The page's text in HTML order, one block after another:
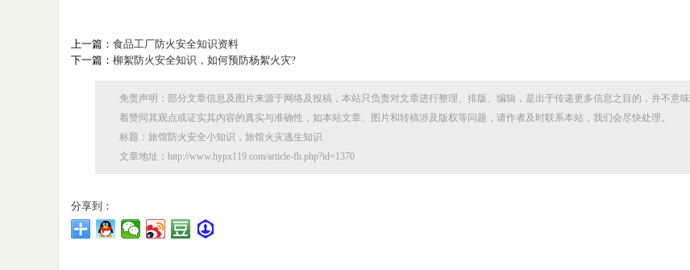
上一篇： 食品工厂防火安全知识资料
下一篇： 柳絮防火安全知识，如何预防杨絮火灾?
免责声明：部分文章信息及图片来源于网络及投稿，本站只负责对文章进行整理、排版、编辑，是出于传递更多信息之目的，并不意味
着赞同其观点或证实其内容的真实与准确性，如本站文章、图片和转稿涉及版权等问题，请作者及时联系本站，我们会尽快处理。
标题：旅馆防火安全小知识，旅馆火灾逃生知识
文章地址：http://www.hypx119.com/article-fh.php?id=1370
分享到：